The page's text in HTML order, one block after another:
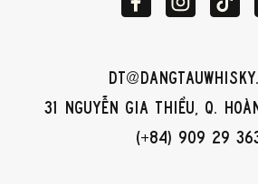
31 Nguyễn Gia Thiều, Q.
(+84) 909 29